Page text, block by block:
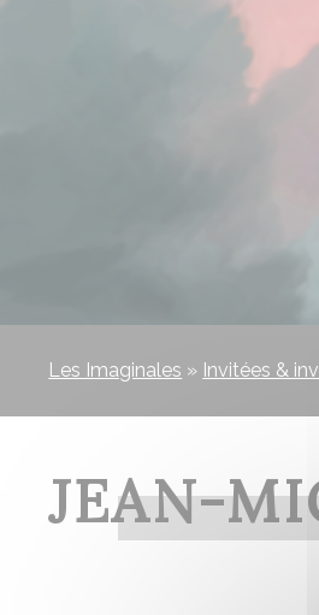
Les Imaginales » Invitées &
JEAN-